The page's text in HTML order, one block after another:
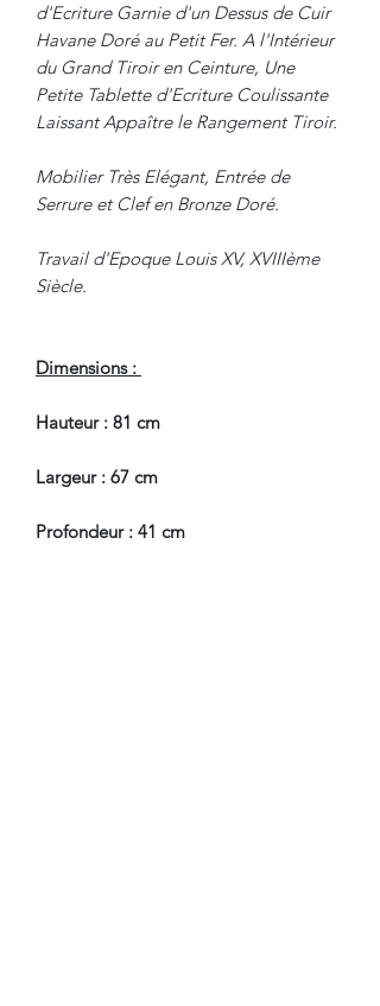
d'Ecriture Garnie d'un Dessus de Cuir
Havane Doré au Petit Fer. A l'Intérieur
du Grand Tiroir en Ceinture, Une
Petite Tablette d'Ecriture Coulissante
Laissant Appaître le Rangement Tiroir.
Mobilier Très Elégant, Entrée de
Serrure et Clef en Bronze Doré.
Travail d'Epoque Louis XV, XVIIIème
Siècle.
Dimensions :
Hauteur : 81 cm
Largeur : 67 cm
Profondeur : 41 cm